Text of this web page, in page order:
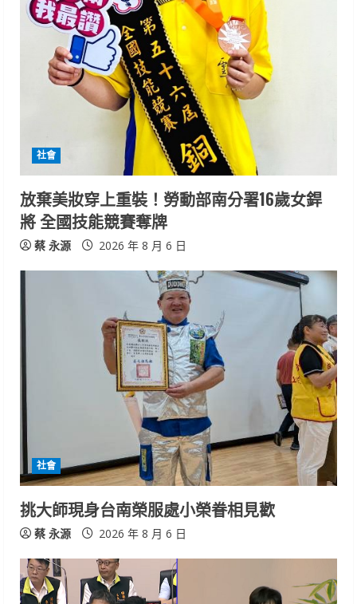
R
n
g
社會
放棄美妝穿上重裝！勞動部南分署16歲女銲
將 全國技能競賽奪牌
蔡 永源 2026 年 8 月 6 日
社會
挑大師現身台南榮服處小榮眷相見歡
蔡 永源 2026 年 8 月 6 日